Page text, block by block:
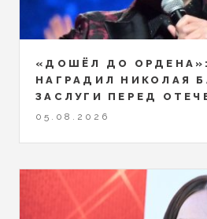
«ДОШЁЛ ДО
НАГРАДИЛ НИКОЛАЯ
ЗАСЛУГИ ПЕРЕД
05.08.2026